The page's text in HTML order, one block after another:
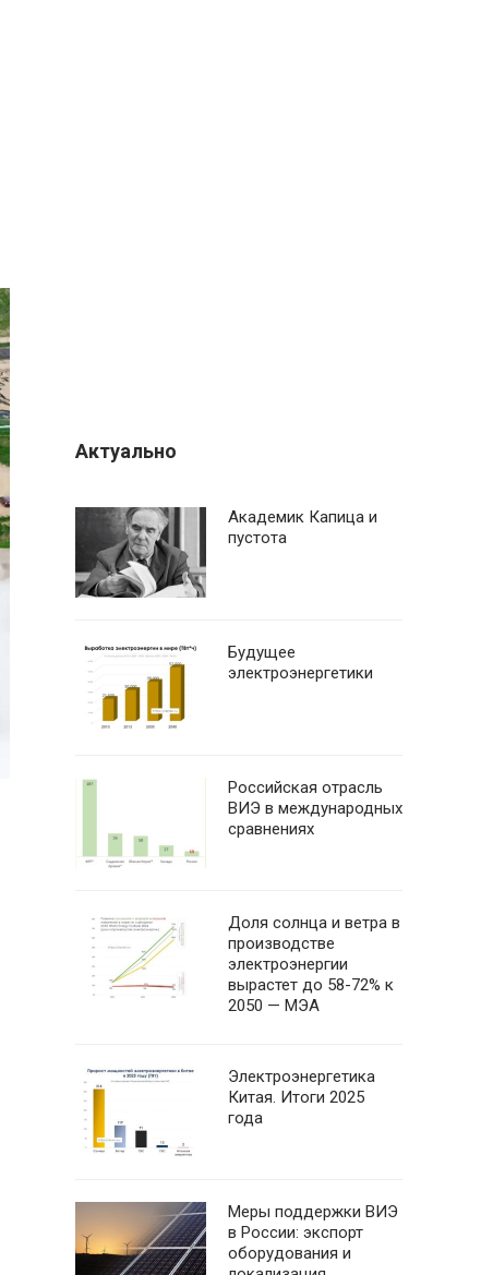
Актуально
Академик Капица и
пустота
Будущее
электроэнергетики
Российская отрасль
ВИЭ в международных
сравнениях
Доля солнца и ветра в
производстве
электроэнергии
вырастет до 58-72% к
2050 — МЭА
Электроэнергетика
Китая. Итоги 2025
года
Меры поддержки ВИЭ
в России: экспорт
оборудования и